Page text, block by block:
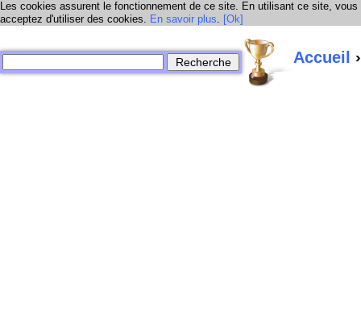
Les cookies assurent le fonctionnement de ce site. En utilisant ce site, vous
acceptez d'utiliser des cookies. En savoir plus. [Ok]
Accueil